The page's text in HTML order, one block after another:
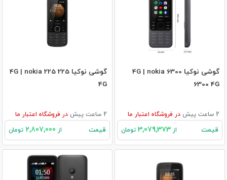
گوشی نوکیا 6300 4G | nokia
6300 4G
2 ساعت پیش در فروشگاه اعتبار ما
قیمت از تومان
گوشی نوکیا 225 4G | nokia 225
4G
2 ساعت پیش در فروشگاه اعتبار ما
قیمت از تومان